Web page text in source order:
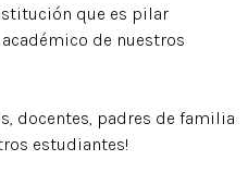
que es pilar
de nuestros
docentes, padres de familia
estudiantes!